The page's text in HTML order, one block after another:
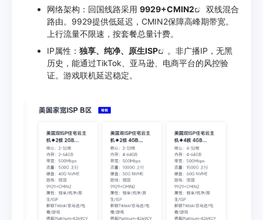
网络架构：回国线路采用 9929+CMIN2
双线混合
路由。9929提供低延迟，CMIN2保障高峰期带宽。
上行流量不限速，按套餐总量计费。
IP属性： 独享、纯净、 原生ISP
。非广播IP，无黑
历史，能通过TikTok、亚马逊、电商平台的风控验
证。游戏联机延迟稳定。